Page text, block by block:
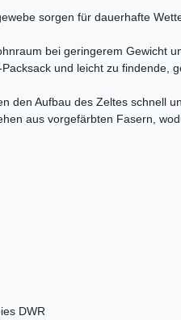
sorgen für dauerhafte
bei geringerem Gewicht
und leicht zu findende,
den Aufbau des Zeltes schnell
aus vorgefärbten Fasern,
DWR